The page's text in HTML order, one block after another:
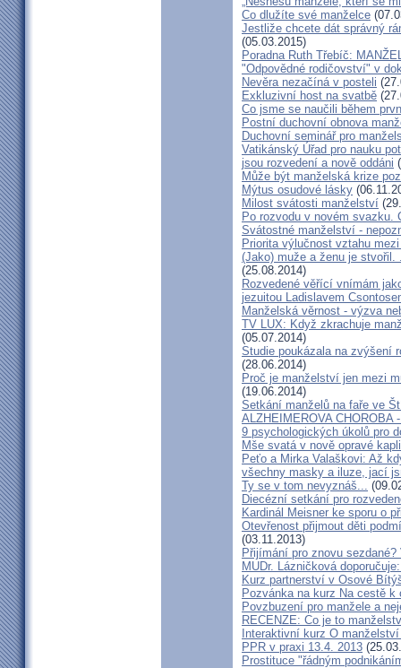
Co dlužíte své manželce
Jestliže chcete dát správný
(05.03.2015)
Poradna Ruth Třebíč:
"Odpovědné rodičovství" v
Nevěra nezačíná v posteli
Exkluzivní host na svatbě
Co jsme se naučili během
Postní duchovní obnova
Duchovní seminář pro
Vatikánský Úřad pro nauku
jsou rozvedení a nově oddáni
Může být manželská krize
Mýtus osudové lásky
Milost svátosti manželství
Po rozvodu v novém svazku.
Svátostné manželství -
Priorita výlučnost vztahu
(Jako) muže a ženu je
(25.08.2014)
Rozvedené věřící vnímám
jezuitou Ladislavem
Manželská věrnost - výzva
TV LUX: Když zkrachuje
(05.07.2014)
Studie poukázala na zvýšení
(28.06.2014)
Proč je manželství jen mezi
(19.06.2014)
Setkání manželů na faře ve
ALZHEIMEROVA CHOROBA
9 psychologických úkolů pro
Mše svatá v nově opravé
Peťo a Mirka Valaškovi: Až
všechny masky a iluze, jací
Ty se v tom nevyznáš...
Diecézní setkání pro
Kardinál Meisner ke sporu o
Otevřenost přijmout děti
(03.11.2013)
Přijímání pro znovu
MUDr. Lázničková
Kurz partnerství v Osové
Pozvánka na kurz Na cestě k
Povzbuzení pro manžele a
RECENZE: Co je to
Interaktivní kurz O
PPR v praxi 13.4. 2013
Prostituce "řádným